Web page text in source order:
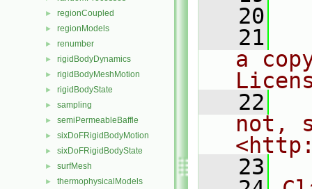
► regionCoupled
► regionModels
► renumber
► rigidBodyDynamics
► rigidBodyMeshMotion
► rigidBodyState
► sampling
► semiPermeableBaffle
► sixDoFRigidBodyMotion
► sixDoFRigidBodyState
► surfMesh
► thermophysicalModels
   20
   21
a
   22
not,
   23